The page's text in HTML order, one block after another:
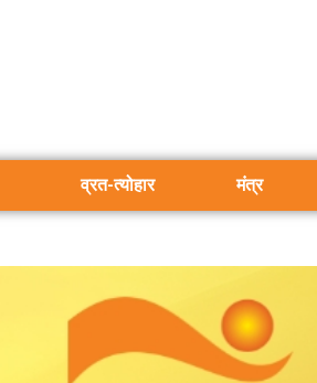
व्रत-त्योहार मंत्र